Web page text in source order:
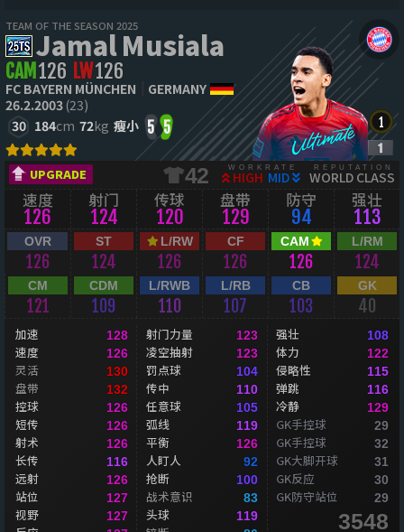
TEAM OF THE SEASON 2025
Jamal Musiala
CAM 126 LW126
FC BAYERN MÜNCHEN
GERMANY
26.2.2003(23)
30 184cm 72kg 瘦小 5 5
UPGRADE 42 WORKRATE
HIGH MID
REPUTATION
WORLD CLASS
速度
126
射门
124
传球
120
盘带
129
防守
94
强壮
113
OVR
126
ST
124
L/RW
126
CF
126
CAM
126
L/RM
124
CM
121
CDM
109
L/RWB
110
L/RB
107
CB
103
GK
40
加速 128
速度 126
灵活 130
盘带 132
控球 126
短传 126
射术 126
长传 116
远射 126
站位 127
视野 127
射门力量 123
凌空抽射 123
罚点球 104
传中 110
任意球 105
弧线 119
平衡 126
人盯人 92
抢断 100
战术意识 83
头球 119
强壮 108
体力 122
侵略性 115
弹跳 116
冷静 129
GK手控球 29
GK手控球 32
GK大脚开球 31
GK反应 30
GK防守站位 29
3548